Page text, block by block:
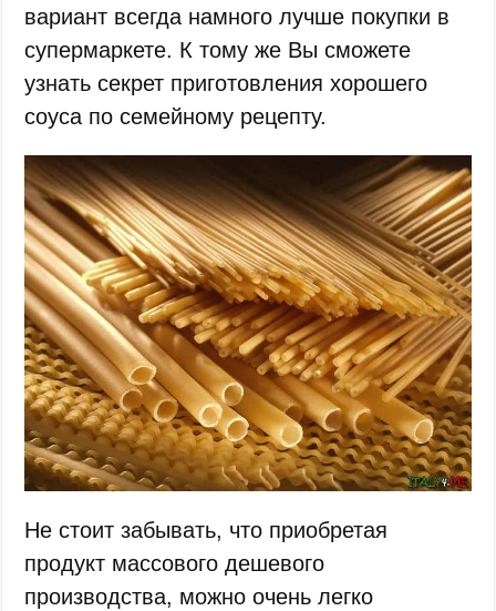
вариант всегда намного лучше покупки в
супермаркете. К тому же Вы сможете
узнать секрет приготовления хорошего
соуса по семейному рецепту.
Не стоит забывать, что приобретая
продукт массового дешевого
производства, можно очень легко